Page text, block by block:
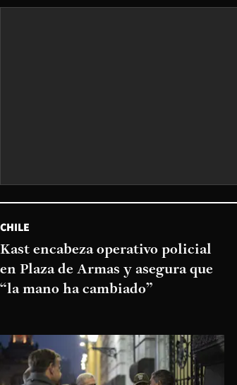
CHILE
Kast encabeza operativo policial
en Plaza de Armas y asegura que
“la mano ha cambiado”